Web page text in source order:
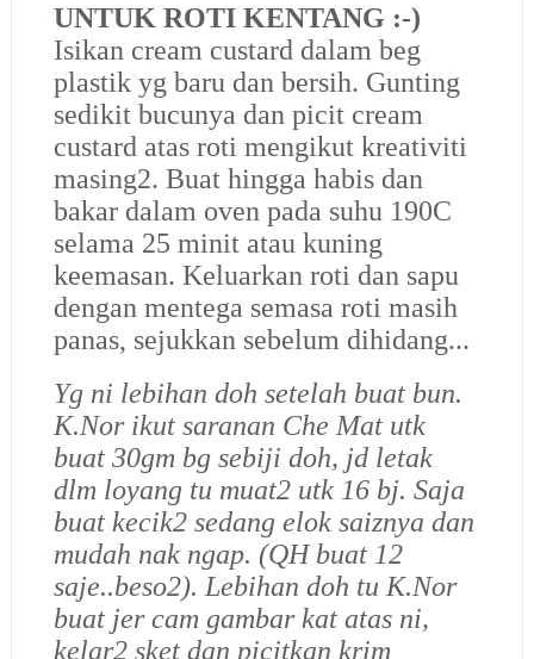
UNTUK ROTI KENTANG :-)
Isikan cream custard dalam beg
plastik yg baru dan bersih. Gunting
sedikit bucunya dan picit cream
custard atas roti mengikut kreativiti
masing2. Buat hingga habis dan
bakar dalam oven pada suhu 190C
selama 25 minit atau kuning
keemasan. Keluarkan roti dan sapu
dengan mentega semasa roti masih
panas, sejukkan sebelum dihidang...
Yg ni lebihan doh setelah buat bun.
K.Nor ikut saranan Che Mat utk
buat 30gm bg sebiji doh, jd letak
dlm loyang tu muat2 utk 16 bj. Saja
buat kecik2 sedang elok saiznya dan
mudah nak ngap. (QH buat 12
saje..beso2). Lebihan doh tu K.Nor
buat jer cam gambar kat atas ni,
kelar2 sket dan picitkan krim